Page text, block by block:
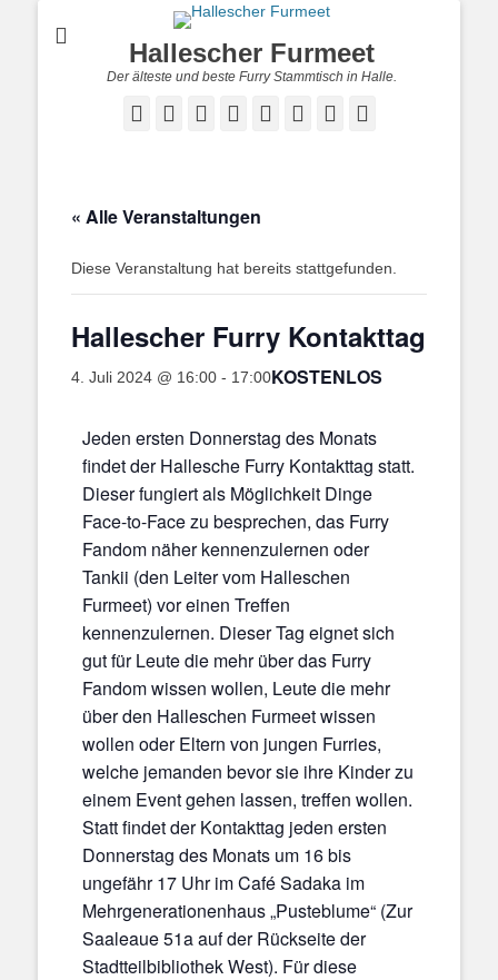
Hallescher Furmeet
Der älteste und beste Furry Stammtisch in Halle.
Facebook
Twitter Feed YouTubeInstagram
Reddit
« Alle Veranstaltungen
Diese Veranstaltung hat bereits stattgefunden.
Hallescher Furry Kontakttag
4. Juli 2024 @ 16:00 - 17:00KOSTENLOS
Jeden ersten Donnerstag des Monats
findet der Hallesche Furry Kontakttag statt.
Dieser fungiert als Möglichkeit Dinge
Face-to-Face zu besprechen, das Furry
Fandom näher kennenzulernen oder
Tankii (den Leiter vom Halleschen
Furmeet) vor einen Treffen
kennenzulernen. Dieser Tag eignet sich
gut für Leute die mehr über das Furry
Fandom wissen wollen, Leute die mehr
über den Halleschen Furmeet wissen
wollen oder Eltern von jungen Furries,
welche jemanden bevor sie ihre Kinder zu
einem Event gehen lassen, treffen wollen.
Statt findet der Kontakttag jeden ersten
Donnerstag des Monats um 16 bis
ungefähr 17 Uhr im Café Sadaka im
Mehrgenerationenhaus „Pusteblume“ (Zur
Saaleaue 51a auf der Rückseite der
Stadtteilbibliothek West). Für diese